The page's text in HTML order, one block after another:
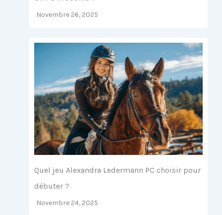
Novembre 26, 2025
Quel jeu Alexandra Ledermann PC choisir pour
débuter ?
Novembre 24, 2025